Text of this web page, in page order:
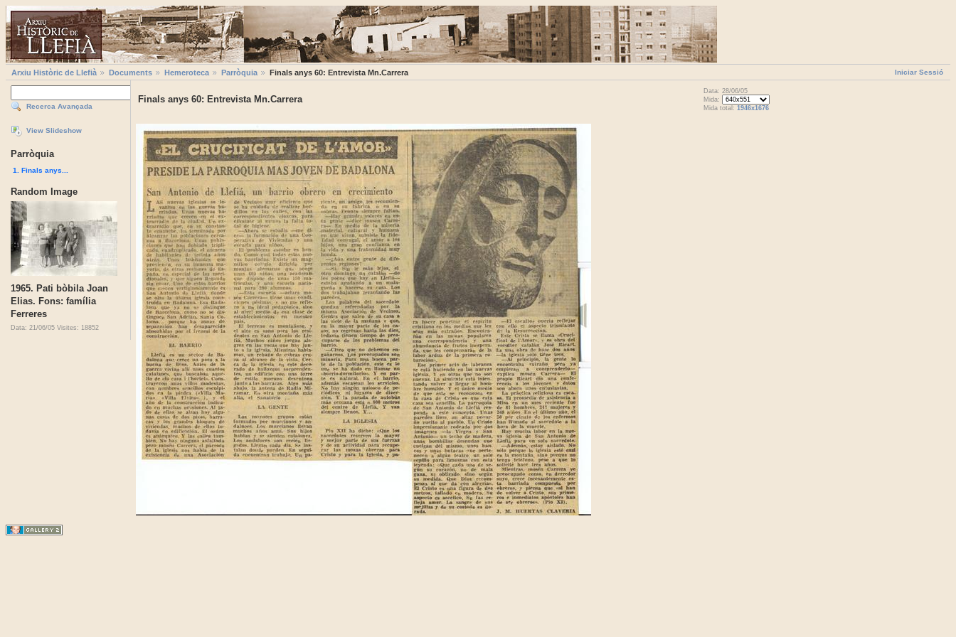
Iniciar Sessió
Arxiu Històric de Llefià Documents Hemeroteca Parròquia Finals anys 60: Entrevista Mn.Carrera
Recerca Avançada
View Slideshow
Parròquia
1. Finals anys...
Random Image
1965. Pati bòbila Joan
Elias. Fons: família
Ferreres
Data: 21/06/05 Visites: 18852
Finals anys 60: Entrevista Mn.Carrera
Data: 28/06/05
Mida:
Mida total: 1946x1676